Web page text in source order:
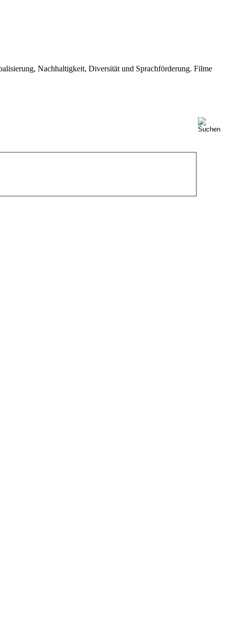
Nachhaltigkeit, Diversität und Sprachförderung. Filme